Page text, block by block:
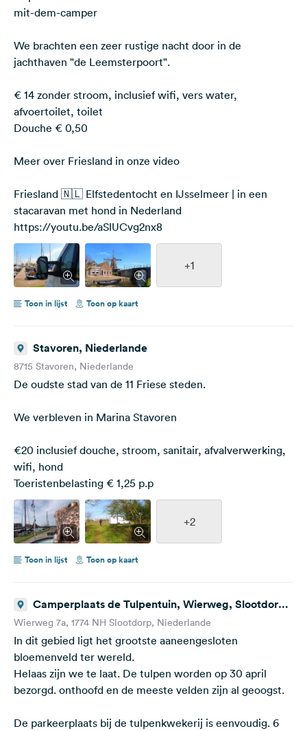
mit-dem-camper
We brachten een zeer rustige nacht door in de
jachthaven "de Leemsterpoort".
€ 14 zonder stroom, inclusief wifi, vers water,
afvoertoilet, toilet
Douche € 0,50
Meer over Friesland in onze video
Friesland 🇳🇱 Elfstedentocht en IJsselmeer | in een
stacaravan met hond in Nederland
https://youtu.be/aSlUCvg2nx8
+1
Toon in lijst Toon op kaart
Stavoren, Niederlande
8715 Stavoren, Niederlande
De oudste stad van de 11 Friese steden.
We verbleven in Marina Stavoren
€20 inclusief douche, stroom, sanitair, afvalverwerking,
wifi, hond
Toeristenbelasting € 1,25 p.p
+2
Toon in lijst Toon op kaart
Camperplaats de Tulpentuin, Wierweg, Slootdorp,
Niederlande
Wierweg 7a, 1774 NH Slootdorp, Niederlande
In dit gebied ligt het grootste aaneengesloten
bloemenveld ter wereld.
Helaas zijn we te laat. De tulpen worden op 30 april
bezorgd. onthoofd en de meeste velden zijn al geoogst.
De parkeerplaats bij de tulpenkwekerij is eenvoudig. 6